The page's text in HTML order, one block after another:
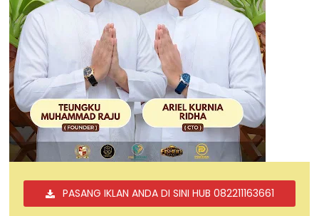
PASANG IKLAN ANDA DI SINI HUB 082211163661